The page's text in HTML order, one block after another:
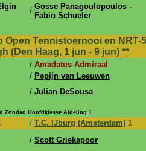
/ Gosse Panagoulopoulos -
Fabio Schueler
Open Tennistoernooi en NRT-
(Den Haag, 1 jun - 9 jun) **
/ Amadatus Admiraal
/ Pepijn van Leeuwen
/ Julian DeSousa
Zondag Hoofdklasse Afdeling 1
/ T.C. IJburg (Amsterdam) 1
/ Scott Griekspoor